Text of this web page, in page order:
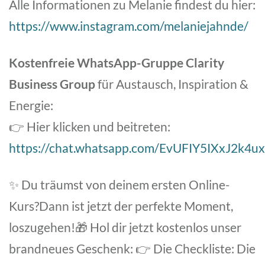
Alle Informationen zu Melanie findest du hier:
https://www.instagram.com/melaniejahnde/
Kostenfreie WhatsApp-Gruppe Clarity
Business Groupfür Austausch, Inspiration &
Energie:
👉 Hier klicken und beitreten:
https://chat.whatsapp.com/
✨ Du träumst von deinem ersten Online-
Kurs?Dann ist jetzt der perfekte Moment,
loszugehen!🎁 Hol dir jetzt kostenlos unser
brandneues Geschenk: 👉 Die Checkliste: Die